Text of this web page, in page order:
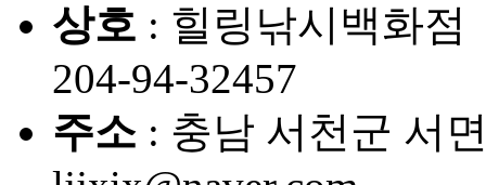
상호 : 힐링낚시백화
204-94-32457
주소 : 충남 서천군 서